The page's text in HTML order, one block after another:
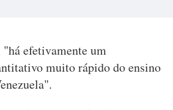
efetivamente um
muito rápido do ensino